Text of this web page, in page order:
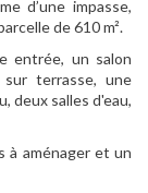
d’une impasse,
de 610 m².
entrée, un salon
sur terrasse, une
deux salles d'eau,
à aménager et un